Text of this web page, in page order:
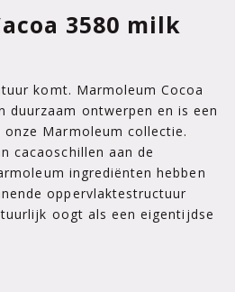
3580 milk
komt. Marmoleum Cocoa
duurzaam ontwerpen en is een
Marmoleum collectie.
cacaoschillen aan de
ingrediënten hebben
oppervlaktestructuur
oogt als een eigentijdse